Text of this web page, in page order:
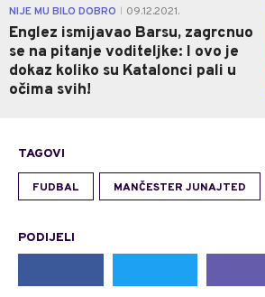
NIJE MU BILO DOBRO 09.12.2021.
Englez ismijavao Barsu, zagrcnuo
se na pitanje voditeljke: I ovo je
dokaz koliko su Katalonci pali u
očima svih!
TAGOVI
FUDBAL MANČESTER JUNAJTED
PODIJELI